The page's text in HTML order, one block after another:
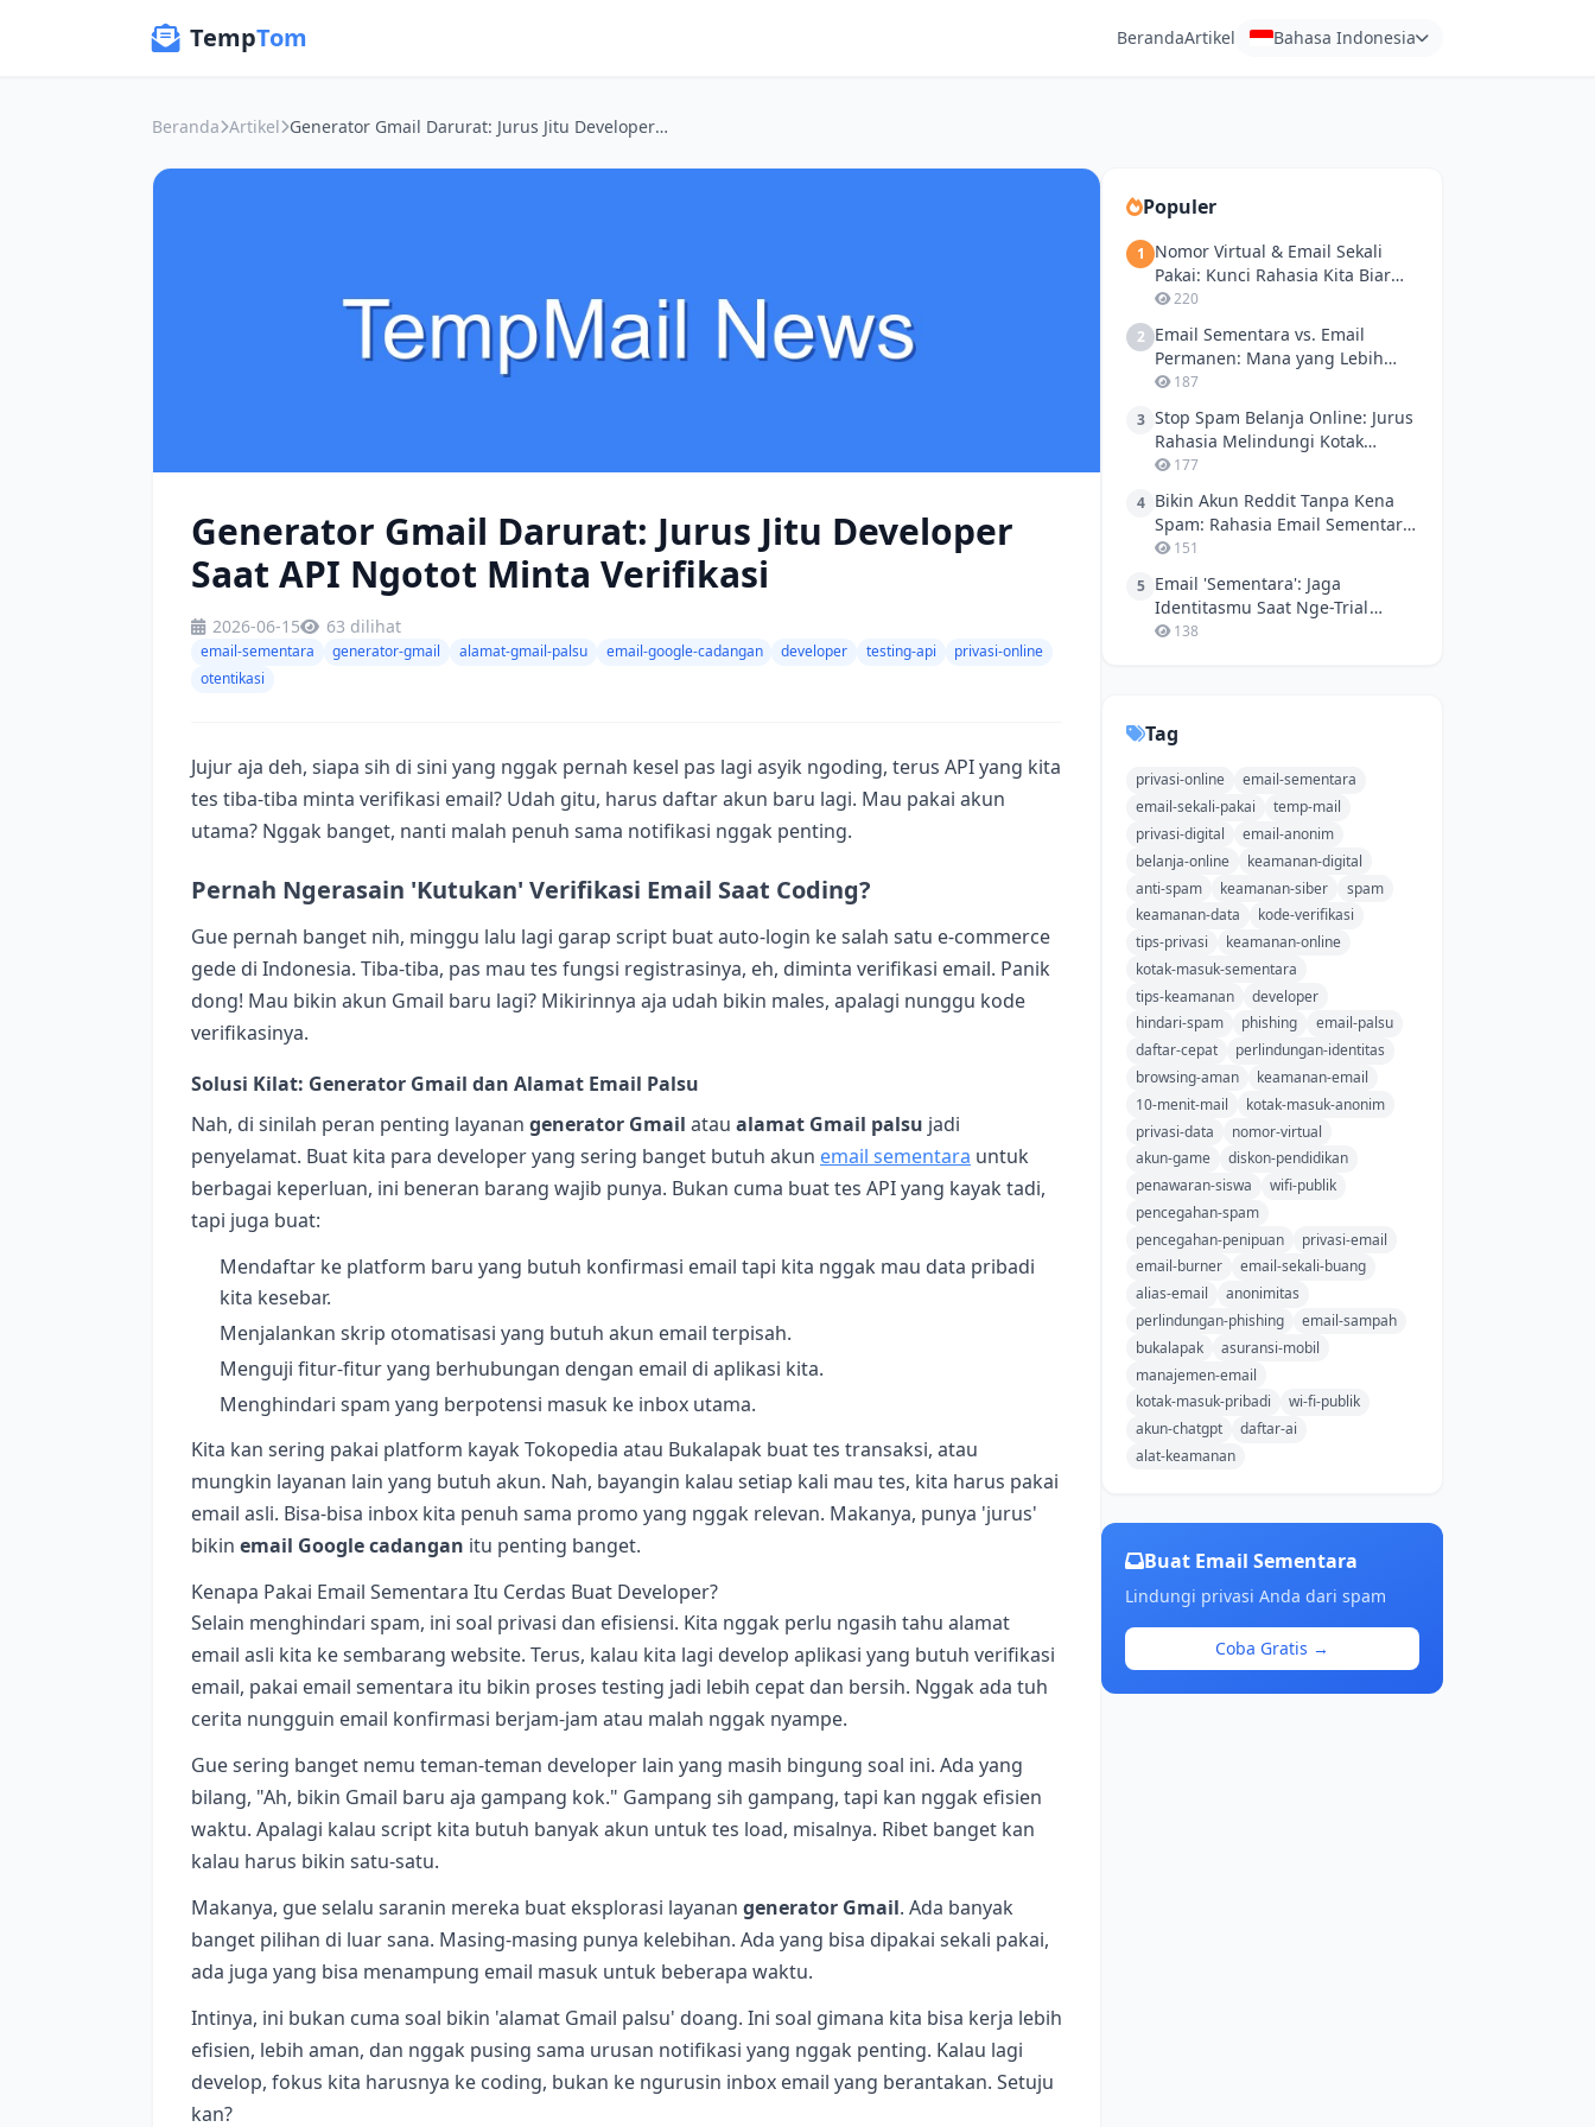
TempTom BerandaArtikel Bahasa Indonesia
Beranda Artikel Generator Gmail Darurat: Jurus Jitu Developer Saat API Ngotot Minta Verifikasi
Generator Gmail Darurat: Jurus Jitu Developer
Saat API Ngotot Minta Verifikasi
2026-06-15 63 dilihat
email-sementara generator-gmail alamat-gmail-palsu email-google-cadangan developer testing-api
privasi-online
otentikasi
Jujur aja deh, siapa sih di sini yang nggak pernah kesel pas lagi asyik ngoding, terus API yang kita
tes tiba-tiba minta verifikasi email? Udah gitu, harus daftar akun baru lagi. Mau pakai akun
utama? Nggak banget, nanti malah penuh sama notifikasi nggak penting.
Pernah Ngerasain 'Kutukan' Verifikasi Email Saat Coding?
Gue pernah banget nih, minggu lalu lagi garap script buat auto-login ke salah satu e-commerce
gede di Indonesia. Tiba-tiba, pas mau tes fungsi registrasinya, eh, diminta verifikasi email. Panik
dong! Mau bikin akun Gmail baru lagi? Mikirinnya aja udah bikin males, apalagi nunggu kode
verifikasinya.
Solusi Kilat: Generator Gmail dan Alamat Email Palsu
Nah, di sinilah peran penting layanan generator Gmail atau alamat Gmail palsu jadi
penyelamat. Buat kita para developer yang sering banget butuh akun email sementara untuk
berbagai keperluan, ini beneran barang wajib punya. Bukan cuma buat tes API yang kayak tadi,
tapi juga buat:
Mendaftar ke platform baru yang butuh konfirmasi email tapi kita nggak mau data pribadi
kita kesebar.
Menjalankan skrip otomatisasi yang butuh akun email terpisah.
Menguji fitur-fitur yang berhubungan dengan email di aplikasi kita.
Menghindari spam yang berpotensi masuk ke inbox utama.
Kita kan sering pakai platform kayak Tokopedia atau Bukalapak buat tes transaksi, atau
mungkin layanan lain yang butuh akun. Nah, bayangin kalau setiap kali mau tes, kita harus pakai
email asli. Bisa-bisa inbox kita penuh sama promo yang nggak relevan. Makanya, punya 'jurus'
bikin email Google cadangan itu penting banget.
Kenapa Pakai Email Sementara Itu Cerdas Buat Developer?
Selain menghindari spam, ini soal privasi dan efisiensi. Kita nggak perlu ngasih tahu alamat
email asli kita ke sembarang website. Terus, kalau kita lagi develop aplikasi yang butuh verifikasi
email, pakai email sementara itu bikin proses testing jadi lebih cepat dan bersih. Nggak ada tuh
cerita nungguin email konfirmasi berjam-jam atau malah nggak nyampe.
Gue sering banget nemu teman-teman developer lain yang masih bingung soal ini. Ada yang
bilang, "Ah, bikin Gmail baru aja gampang kok." Gampang sih gampang, tapi kan nggak efisien
waktu. Apalagi kalau script kita butuh banyak akun untuk tes load, misalnya. Ribet banget kan
kalau harus bikin satu-satu.
Makanya, gue selalu saranin mereka buat eksplorasi layanan generator Gmail. Ada banyak
banget pilihan di luar sana. Masing-masing punya kelebihan. Ada yang bisa dipakai sekali pakai,
ada juga yang bisa menampung email masuk untuk beberapa waktu.
Intinya, ini bukan cuma soal bikin 'alamat Gmail palsu' doang. Ini soal gimana kita bisa kerja lebih
efisien, lebih aman, dan nggak pusing sama urusan notifikasi yang nggak penting. Kalau lagi
develop, fokus kita harusnya ke coding, bukan ke ngurusin inbox email yang berantakan. Setuju
kan?
Populer
1
Nomor Virtual & Email Sekali
Pakai: Kunci Rahasia Kita Biar
Aman dari Phishing!
220
2 Email Sementara vs. Email
Permanen: Mana yang Lebih
Aman Buat Ngetes API?
187
3 Stop Spam Belanja Online: Jurus
Rahasia Melindungi Kotak
Masuk Pribadi Anda
177
4 Bikin Akun Reddit Tanpa Kena
Spam: Rahasia Email Sementara
Buat Jualan Online
151
5 Email 'Sementara': Jaga
Identitasmu Saat Nge-Trial
Netflix Gratisan!
138
Tag
privasi-online
email-sementara
email-sekali-pakai
temp-mail
privasi-digital
email-anonim
belanja-online
keamanan-digital
anti-spam
keamanan-siber
spam
keamanan-data
kode-verifikasi
tips-privasi
keamanan-online
kotak-masuk-sementara
tips-keamanan
developer
hindari-spam
phishing
email-palsu
daftar-cepat
perlindungan-identitas
browsing-aman
keamanan-email
10-menit-mail
kotak-masuk-anonim
privasi-data
nomor-virtual
akun-game
diskon-pendidikan
penawaran-siswa
wifi-publik
pencegahan-spam
pencegahan-penipuan
privasi-email
email-burner
email-sekali-buang
alias-email
anonimitas
perlindungan-phishing
email-sampah
bukalapak
asuransi-mobil
manajemen-email
kotak-masuk-pribadi
wi-fi-publik
akun-chatgpt
daftar-ai
alat-keamanan
Buat Email Sementara
Lindungi privasi Anda dari spam
Coba Gratis →